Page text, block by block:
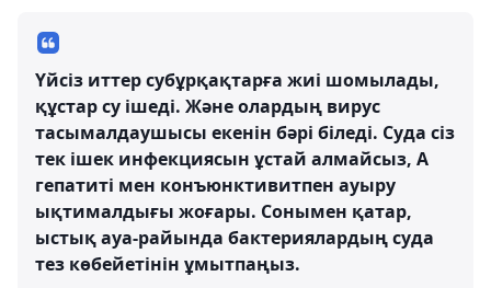
Үйсіз иттер субұрқақтарға жиі шомылады,
құстар су ішеді. Және олардың вирус
тасымалдаушысы екенін бәрі біледі. Суда сіз
тек ішек инфекциясын ұстай алмайсыз, А
гепатиті мен конъюнктивитпен ауыру
ықтималдығы жоғары. Сонымен қатар,
ыстық ауа-райында бактериялардың суда
тез көбейетінін ұмытпаңыз.